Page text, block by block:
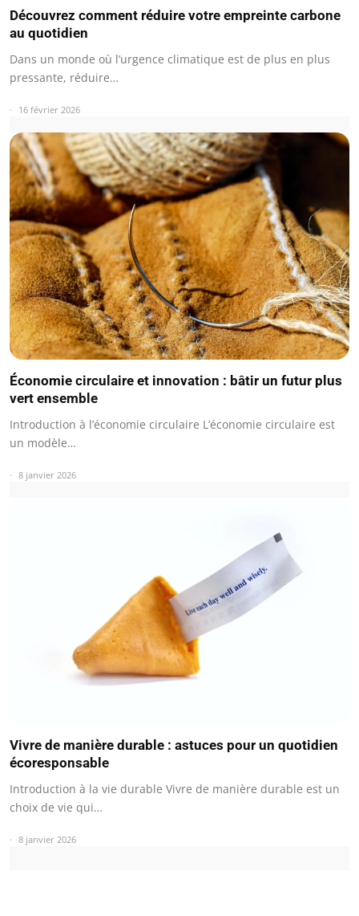
Découvrez comment réduire votre empreinte carbone
au quotidien
Dans un monde où l’urgence climatique est de plus en plus
pressante, réduire…
16 février 2026
Économie circulaire et innovation : bâtir un futur plus
vert ensemble
Introduction à l’économie circulaire L’économie circulaire est
un modèle…
8 janvier 2026
Vivre de manière durable : astuces pour un quotidien
écoresponsable
Introduction à la vie durable Vivre de manière durable est un
choix de vie qui…
8 janvier 2026